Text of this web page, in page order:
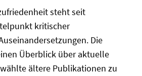
steht seit
kritischer
Die
Überblick über aktuelle
ältere Publikationen zu